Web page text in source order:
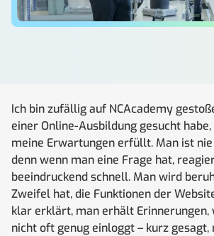
Ich bin zufällig auf NCAcademy
einer Online-Ausbildung gesucht
meine Erwartungen erfüllt. Man ist
denn wenn man eine Frage hat,
beeindruckend schnell. Man wird
Zweifel hat, die Funktionen der
klar erklärt, man erhält Erinnerungen,
nicht oft genug einloggt – kurz gesagt,